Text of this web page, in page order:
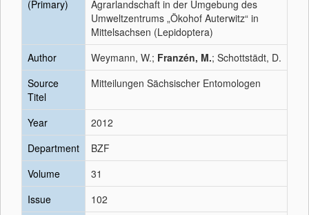
(Primary)
Agrarlandschaft in der Umgebung des
Umweltzentrums „Ökohof Auterwitz“ in
Mittelsachsen (Lepidoptera)
Author
Weymann, W.; Franzén, M.; Schottstädt, D.
Source
Titel
Mitteilungen Sächsischer Entomologen
Year
2012
Department
BZF
Volume
31
Issue
102